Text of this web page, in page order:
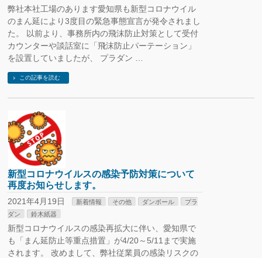
弊社本社工場のあります愛知県も新型コロナウイル
のまん延により3度目の緊急事態宣言が発令されまし
た。 以前より、事務所内の飛沫防止対策として受付
カウンターや談話室に「飛沫防止パーテーション」
を設置していましたが、 プラダン …
この記事を読む
新型コロナウイルスの感染予防対策について
再度お知らせします。
2021年4月19日 新着情報 その他 ダンボール
プラ
ダン
鈴木紙器
新型コロナウイルスの感染再拡大に伴い、愛知県で
も「まん延防止等重点措置」が4/20～5/11まで実施
されます。 改めまして、弊社従業員の感染リスクの